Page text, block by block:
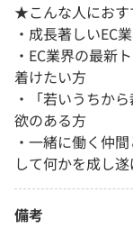
★こんな人におす
・成長著しいEC
・EC業界の最新
着けたい方
・「若いうちか
欲のある方
・一緒に働く仲
して何かを成し
備考